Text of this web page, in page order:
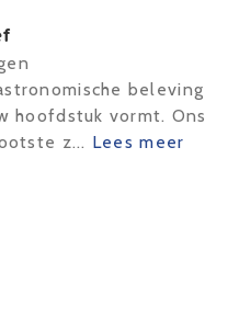
beleving
hoofdstuk vormt. Ons
z... Lees meer